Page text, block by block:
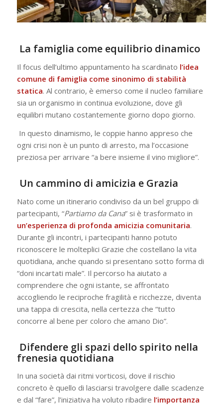
La famiglia come equilibrio dinamico
Il focus dell’ultimo appuntamento ha scardinato l’idea
comune di famiglia come sinonimo di stabilità
statica. Al contrario, è emerso come il nucleo familiare
sia un organismo in continua evoluzione, dove gli
equilibri mutano costantemente giorno dopo giorno.
In questo dinamismo, le coppie hanno appreso che
ogni crisi non è un punto di arresto, ma l’occasione
preziosa per arrivare “a bere insieme il vino migliore”.
Un cammino di amicizia e Grazia
Nato come un itinerario condiviso da un bel gruppo di
partecipanti, “Partiamo da Cana” si è trasformato in
un’esperienza di profonda amicizia comunitaria.
Durante gli incontri, i partecipanti hanno potuto
riconoscere le molteplici Grazie che costellano la vita
quotidiana, anche quando si presentano sotto forma di
“doni incartati male”. Il percorso ha aiutato a
comprendere che ogni istante, se affrontato
accogliendo le reciproche fragilità e ricchezze, diventa
una tappa di crescita, nella certezza che “tutto
concorre al bene per coloro che amano Dio”.
Difendere gli spazi dello spirito nella
frenesia quotidiana
In una società dai ritmi vorticosi, dove il rischio
concreto è quello di lasciarsi travolgere dalle scadenze
e dal “fare”, l’iniziativa ha voluto ribadire l’importanza